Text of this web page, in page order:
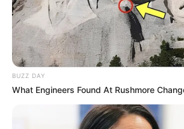
10 Pose Manekin Anti
Mainstream yang Konyol
Banget
BUZZ DAY
What Engineers Found At Rushmore